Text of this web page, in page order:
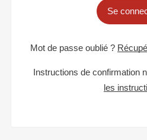
Se
Mot de passe oublié ?
Instructions de confirmation
les